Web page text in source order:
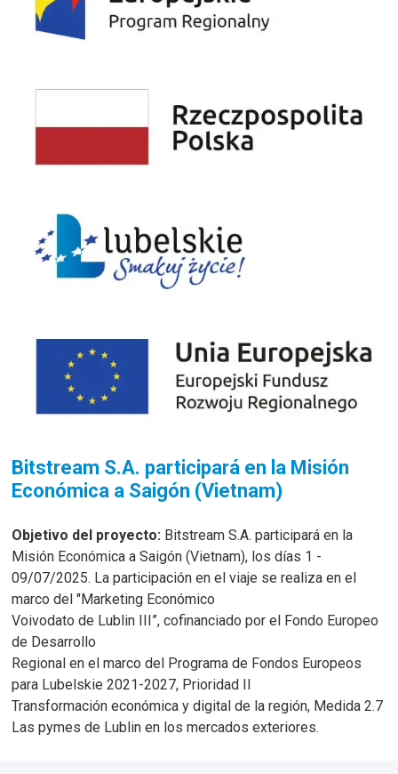
Bitstream S.A. participará en la Misión
Económica a Saigón (Vietnam)
Objetivo del proyecto: Bitstream S.A. participará en la
Misión Económica a Saigón (Vietnam), los días 1 -
09/07/2025. La participación en el viaje se realiza en el
marco del "Marketing Económico
Voivodato de Lublin III”, cofinanciado por el Fondo Europeo
de Desarrollo
Regional en el marco del Programa de Fondos Europeos
para Lubelskie 2021-2027, Prioridad II
Transformación económica y digital de la región, Medida 2.7
Las pymes de Lublin en los mercados exteriores.